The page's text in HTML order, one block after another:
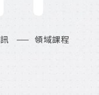
領域課程